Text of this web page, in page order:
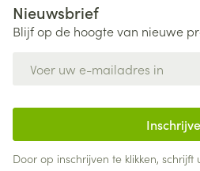
Nieuwsbrief
Blijf op de hoogte van nieuwe
Door op inschrijven te klikken,